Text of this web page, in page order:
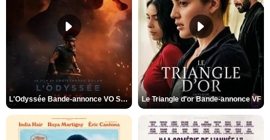
L'Odyssée Bande-annonce VO STFR Le Triangle d'or Bande-annonce VF